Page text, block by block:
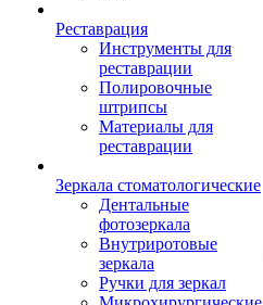
Реставрация
Инструменты для
реставрации
Полировочные
штрипсы
Материалы для
реставрации
Зеркала стоматологические
Дентальные
фотозеркала
Внутриротовые
зеркала
Ручки для зеркал